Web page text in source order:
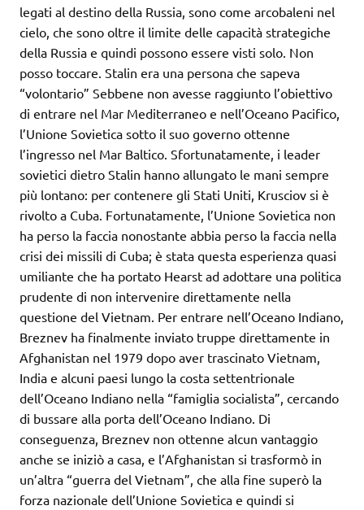
legati al destino della Russia, sono come arcobaleni nel
cielo, che sono oltre il limite delle capacità strategiche
della Russia e quindi possono essere visti solo. Non
posso toccare. Stalin era una persona che sapeva
“volontario” Sebbene non avesse raggiunto l’obiettivo
di entrare nel Mar Mediterraneo e nell’Oceano Pacifico,
l’Unione Sovietica sotto il suo governo ottenne
l’ingresso nel Mar Baltico. Sfortunatamente, i leader
sovietici dietro Stalin hanno allungato le mani sempre
più lontano: per contenere gli Stati Uniti, Krusciov si è
rivolto a Cuba. Fortunatamente, l’Unione Sovietica non
ha perso la faccia nonostante abbia perso la faccia nella
crisi dei missili di Cuba; è stata questa esperienza quasi
umiliante che ha portato Hearst ad adottare una politica
prudente di non intervenire direttamente nella
questione del Vietnam. Per entrare nell’Oceano Indiano,
Breznev ha finalmente inviato truppe direttamente in
Afghanistan nel 1979 dopo aver trascinato Vietnam,
India e alcuni paesi lungo la costa settentrionale
dell’Oceano Indiano nella “famiglia socialista”, cercando
di bussare alla porta dell’Oceano Indiano. Di
conseguenza, Breznev non ottenne alcun vantaggio
anche se iniziò a casa, e l’Afghanistan si trasformò in
un’altra “guerra del Vietnam”, che alla fine superò la
forza nazionale dell’Unione Sovietica e quindi si